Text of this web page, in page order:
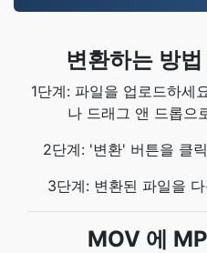
변환하는 방
1단계: 파일을 업로드하세
나 드래그 앤 드롭으
2단계: '변환' 버튼을 클
3단계: 변환된 파일을
MOV 에